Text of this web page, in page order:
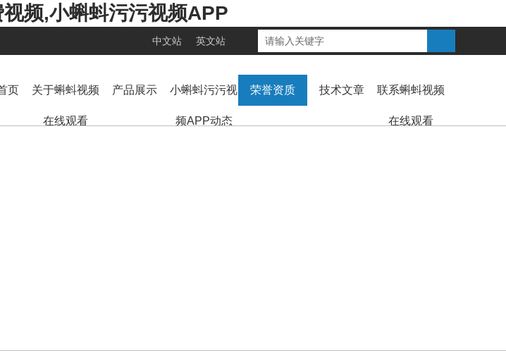
频,小蝌蚪污污视频APP
中文站 英文站
页 关于蝌蚪视频
在线观看
产品展示 小蝌蚪污污视
频APP动态
荣誉资质 技术文章 联系蝌蚪视频
在线观看